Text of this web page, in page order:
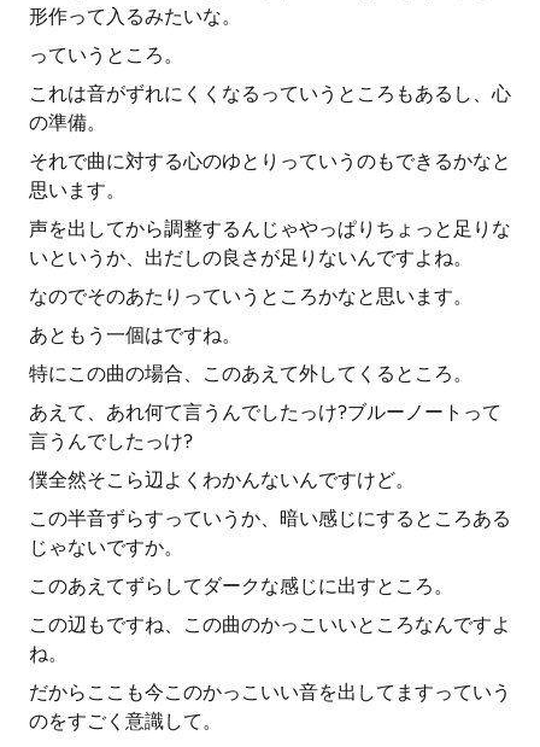
形作って入るみたいな。
っていうところ。
これは音がずれにくくなるっていうところもあるし、心
の準備。
それで曲に対する心のゆとりっていうのもできるかなと
思います。
声を出してから調整するんじゃやっぱりちょっと足りな
いというか、出だしの良さが足りないんですよね。
なのでそのあたりっていうところかなと思います。
あともう一個はですね。
特にこの曲の場合、このあえて外してくるところ。
あえて、あれ何て言うんでしたっけ?ブルーノートって
言うんでしたっけ?
僕全然そこら辺よくわかんないんですけど。
この半音ずらすっていうか、暗い感じにするところある
じゃないですか。
このあえてずらしてダークな感じに出すところ。
この辺もですね、この曲のかっこいいところなんですよ
ね。
だからここも今このかっこいい音を出してますっていう
のをすごく意識して。